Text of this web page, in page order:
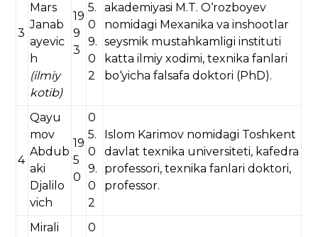
3
Mars
Janab
ayevic
h
(ilmiy
kotib)
19
9
3
5.
0
9.
0
2
akademiyasi M.T. O‘rozboyev
nomidagi Mexanika va inshootlar
seysmik mustahkamligi instituti
katta ilmiy xodimi, texnika fanlari
bo‘yicha falsafa doktori (PhD).
4
Qayu
mov
Abdub
aki
Djalilo
vich
19
5
0
0
5.
0
9.
0
2
Islom Karimov nomidagi Toshkent
davlat texnika universiteti, kafedra
professori, texnika fanlari doktori,
professor.
Mirali
0